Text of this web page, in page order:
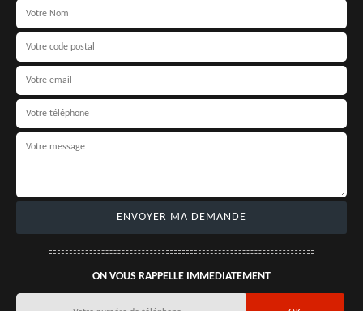
ON VOUS RAPPELLE IMMEDIATEMENT